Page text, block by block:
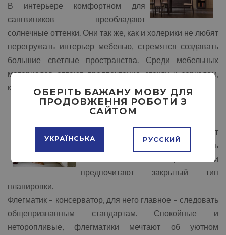
В интерьере комфортном для
сангвиников преобладают
солнечные оттенки. Они так же, как и холерики не любят
перегружать интерьер мебелью, стремятся создавать
большие светлые пространства. Среди мебельных
материалов отдают предпочтение стеклу и зеркалам,
которые зрительно расширяют пространство.
Флегматики и меланхолики ценят
покой, стабильность, защищенность
от внешнего мира. Они
предпочитают закрытый тип
планировки.
Флегматик – консерватор, для него главное – следовать
общепризнанным стандартам. Спокойные и
неторопливые, флегматики мечтают об уютном
ОБЕРІТЬ БАЖАНУ МОВУ ДЛЯ
ПРОДОВЖЕННЯ РОБОТИ З
САЙТОМ
УКРАЇНСЬКА РУССКИЙ